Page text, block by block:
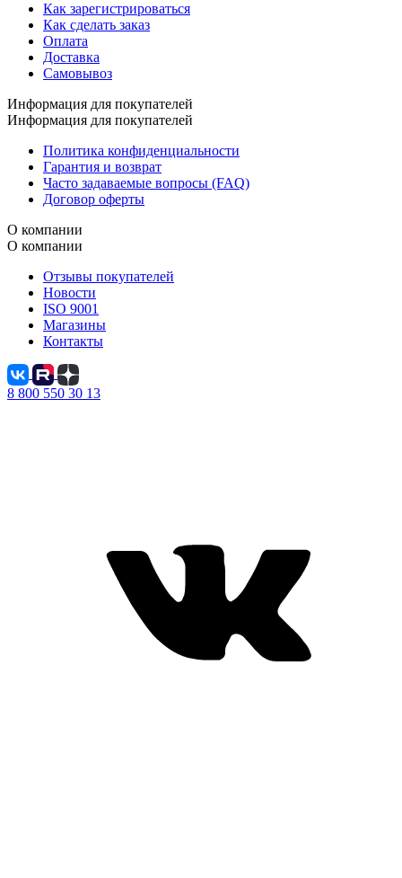
Как зарегистрироваться
Как сделать заказ
Оплата
Доставка
Самовывоз
Информация для покупателей
Информация для покупателей
Политика конфиденциальности
Гарантия и возврат
Часто задаваемые вопросы (FAQ)
Договор оферты
О компании
О компании
Отзывы покупателей
Новости
ISO 9001
Магазины
Контакты
8 800 550 30 13